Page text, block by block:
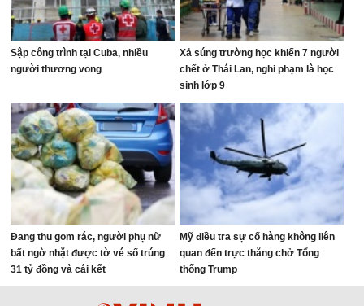
Sập công trình tại Cuba, nhiều
người thương vong
Xả súng trường học khiến 7 người
chết ở Thái Lan, nghi phạm là học
sinh lớp 9
Đang thu gom rác, người phụ nữ
bất ngờ nhặt được tờ vé số trúng
31 tỷ đồng và cái kết
Mỹ điều tra sự cố hàng không liên
quan đến trực thăng chở Tổng
thống Trump